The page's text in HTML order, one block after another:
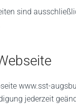
sind
www.sst-
jederzeit